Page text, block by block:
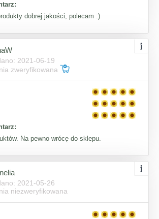
dobrej jakości, polecam :)
2021-06-19
zweryfikowana
Na pewno wrócę do sklepu.
2021-05-26
niezweryfikowana